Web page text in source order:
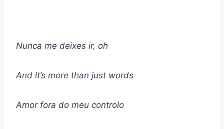
Nunca me deixes ir, oh
And it’s more than just words
Amor fora do meu controlo